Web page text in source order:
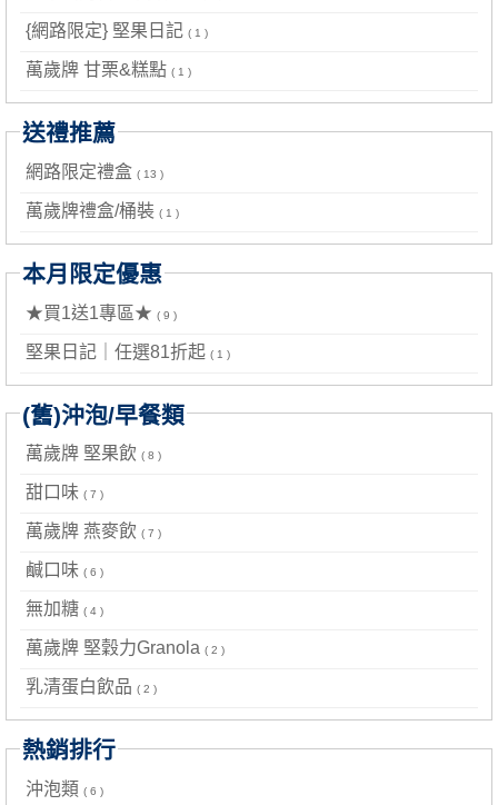
{網路限定} 堅果日記 ( 1 )
萬歲牌 甘栗&糕點 ( 1 )
送禮推薦
網路限定禮盒 ( 13 )
萬歲牌禮盒/桶裝 ( 1 )
本月限定優惠
★買1送1專區★ ( 9 )
堅果日記｜任選81折起 ( 1 )
(舊)沖泡/早餐類
萬歲牌 堅果飲 ( 8 )
甜口味 ( 7 )
萬歲牌 燕麥飲 ( 7 )
鹹口味 ( 6 )
無加糖 ( 4 )
萬歲牌 堅穀力Granola ( 2 )
乳清蛋白飲品 ( 2 )
熱銷排行
沖泡類 ( 6 )